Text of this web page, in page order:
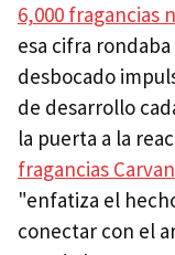
6,000 fragancias
esa cifra rondaba
desbocado
de desarrollo
la puerta a la
fragancias
"enfatiza el
conectar con el